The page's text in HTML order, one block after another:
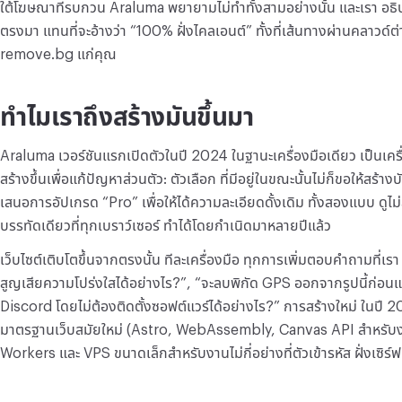
แปลงไฟล์
แปลง JPG เป็น PDF
ใต้โฆษณาที่รบกวน Araluma พยายามไม่ทำทั้งสามอย่างนั้น และเรา อ
ตรงมา แทนที่จะอ้างว่า “100% ฝั่งไคลเอนต์” ทั้งที่เส้นทางผ่านคลาวด์
remove.bg แก่คุณ
ทำไมเราถึงสร้างมันขึ้นมา
Araluma เวอร์ชันแรกเปิดตัวในปี 2024 ในฐานะเครื่องมือเดียว เป็นเ
สร้างขึ้นเพื่อแก้ปัญหาส่วนตัว: ตัวเลือก ที่มีอยู่ในขณะนั้นไม่ก็ขอให้สร้า
เสนอการอัปเกรด “Pro” เพื่อให้ได้ความละเอียดดั้งเดิม ทั้งสองแบบ ดู
บรรทัดเดียวที่ทุกเบราว์เซอร์ ทำได้โดยกำเนิดมาหลายปีแล้ว
เว็บไซต์เติบโตขึ้นจากตรงนั้น ทีละเครื่องมือ ทุกการเพิ่มตอบคำถามที่เร
สูญเสียความโปร่งใสได้อย่างไร?”, “จะลบพิกัด GPS ออกจากรูปนี้ก่อนแ
Discord โดยไม่ต้องติดตั้งซอฟต์แวร์ได้อย่างไร?” การสร้างใหม่ ในปี
มาตรฐานเว็บสมัยใหม่ (Astro, WebAssembly, Canvas API สำหรับ
Workers และ VPS ขนาดเล็กสำหรับงานไม่กี่อย่างที่ตัวเข้ารหัส ฝั่งเซิร์ฟ